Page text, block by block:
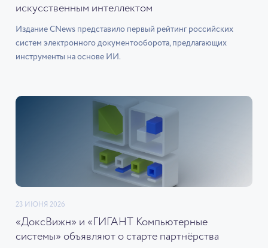
искусственным интеллектом
Издание CNews представило первый рейтинг российских
систем электронного документооборота, предлагающих
инструменты на основе ИИ.
23 ИЮНЯ 2026
«ДоксВижн» и «ГИГАНТ Компьютерные
системы» объявляют о старте партнёрства